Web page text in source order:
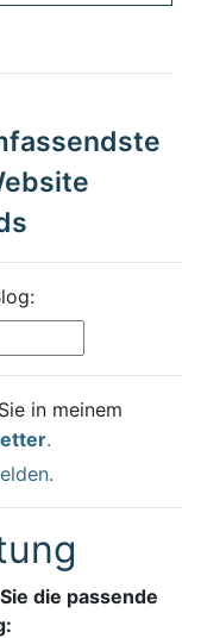
in meinem
.
die passende